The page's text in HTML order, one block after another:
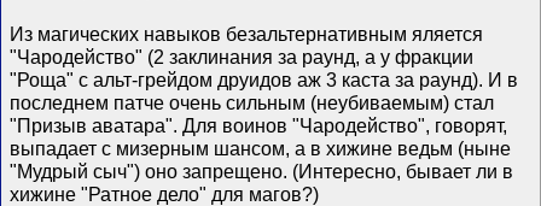
Из магических навыков безальтернативным яляется
"Чародейство" (2 заклинания за раунд, а у фракции
"Роща" с альт-грейдом друидов аж 3 каста за раунд). И в
последнем патче очень сильным (неубиваемым) стал
"Призыв аватара". Для воинов "Чародейство", говорят,
выпадает с мизерным шансом, а в хижине ведьм (ныне
"Мудрый сыч") оно запрещено. (Интересно, бывает ли в
хижине "Ратное дело" для магов?)